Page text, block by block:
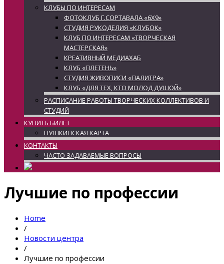
КЛУБЫ ПО ИНТЕРЕСАМ
ФОТОКЛУБ Г.СОРТАВАЛА «6Х9»
СТУДИЯ РУКОДЕЛИЯ «КЛУБОК»
КЛУБ ПО ИНТЕРЕСАМ «ТВОРЧЕСКАЯ
МАСТЕРСКАЯ»
КРЕАТИВНЫЙ МЕДИАХАБ
КЛУБ «ПЛЕТЕНЬ»
СТУДИЯ ЖИВОПИСИ «ПАЛИТРА»
КЛУБ «ДЛЯ ТЕХ, КТО МОЛОД ДУШОЙ»
РАСПИСАНИЕ РАБОТЫ ТВОРЧЕСКИХ КОЛЛЕКТИВОВ И
СТУДИЙ
КУПИТЬ БИЛЕТ
ПУШКИНСКАЯ КАРТА
КОНТАКТЫ
ЧАСТО ЗАДАВАЕМЫЕ ВОПРОСЫ
Лучшие по профессии
Home
/
Новости центра
/
Лучшие по профессии